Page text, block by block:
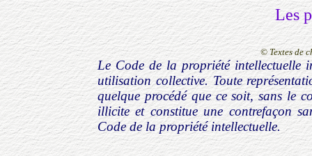
Les
© Textes de
Le Code de la propriété intellectuelle
utilisation collective. Toute
quelque procédé que ce soit, sans le
illicite et constitue une contrefaçon
Code de la propriété intellectuelle.